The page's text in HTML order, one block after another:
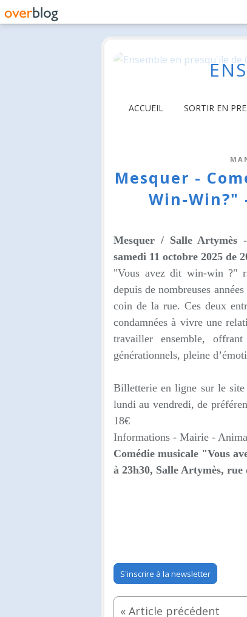
ACCUEIL SORTIR EN
Mesquer -
Win-Win?"
Mesquer / Salle Artymès
samedi 11 octobre 2025 de
"Vous avez dit win-win ?"
depuis de nombreuses
coin de la rue. Ces deux
condamnées à vivre une
travailler ensemble,
générationnels, pleine
Billetterie en ligne sur le
lundi au vendredi, de
18€
Informations - Mairie -
Comédie musicale "Vous
à 23h30, Salle Artymès, rue
S'inscrire à la newsletter